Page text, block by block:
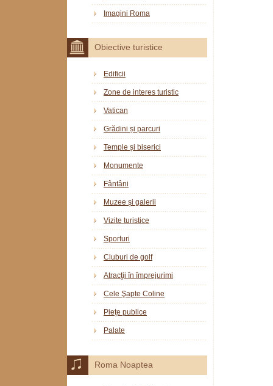
Imagini Roma
Obiective turistice
Edificii
Zone de interes turistic
Vatican
Grădini și parcuri
Temple și biserici
Monumente
Fântâni
Muzee şi galerii
Vizite turistice
Sporturi
Cluburi de golf
Atracţii în împrejurimi
Cele Şapte Coline
Pieţe publice
Palate
Roma Noaptea